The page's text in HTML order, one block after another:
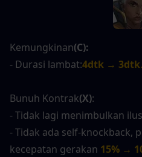
Kemungkinan(C):
- Durasi lambat:4dtk → 3dtk.
Bunuh Kontrak(X):
- Tidak lagi menimbulkan
- Tidak ada self-knockback,
kecepatan gerakan 15% →